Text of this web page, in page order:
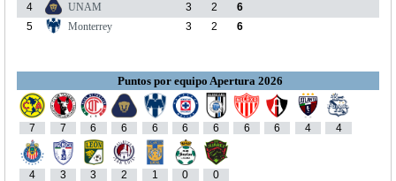
4
UNAM 3 2
6
5
Monterrey 3 2 6
Puntos por equipo Apertura 2026
7 7 6 6 6 6 6 6 6 4 4
4 3 3 2 1 0 0